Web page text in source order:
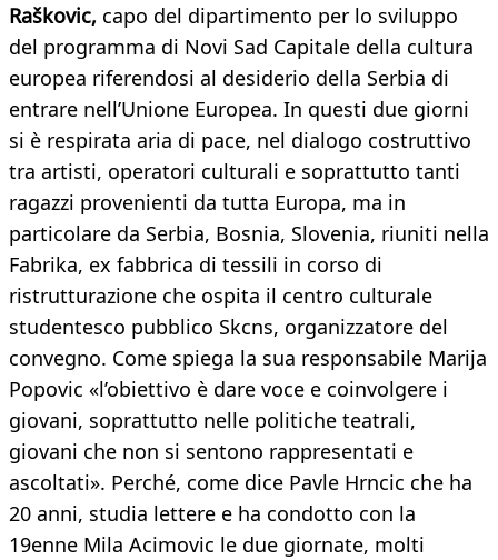
Raškovic, capo del dipartimento per lo sviluppo
del programma di Novi Sad Capitale della cultura
europea riferendosi al desiderio della Serbia di
entrare nell’Unione Europea. In questi due giorni
si è respirata aria di pace, nel dialogo costruttivo
tra artisti, operatori culturali e soprattutto tanti
ragazzi provenienti da tutta Europa, ma in
particolare da Serbia, Bosnia, Slovenia, riuniti nella
Fabrika, ex fabbrica di tessili in corso di
ristrutturazione che ospita il centro culturale
studentesco pubblico Skcns, organizzatore del
convegno. Come spiega la sua responsabile Marija
Popovic «l’obiettivo è dare voce e coinvolgere i
giovani, soprattutto nelle politiche teatrali,
giovani che non si sentono rappresentati e
ascoltati». Perché, come dice Pavle Hrncic che ha
20 anni, studia lettere e ha condotto con la
19enne Mila Acimovic le due giornate, molti